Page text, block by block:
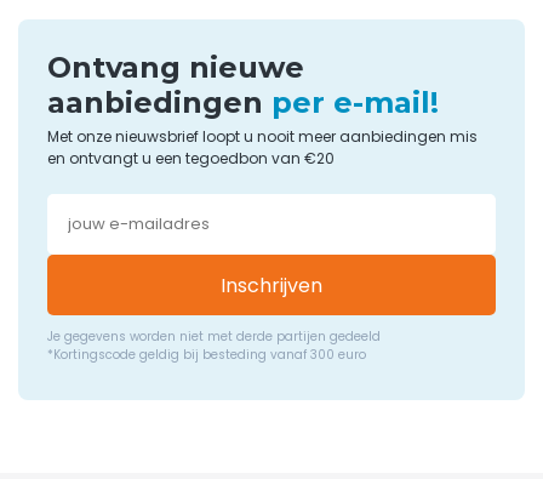
Ontvang nieuwe
aanbiedingen per e-mail!
Met onze nieuwsbrief loopt u nooit meer aanbiedingen mis
en ontvangt u een tegoedbon van €20
Inschrijven
Je gegevens worden niet met derde partijen gedeeld
*Kortingscode geldig bij besteding vanaf 300 euro